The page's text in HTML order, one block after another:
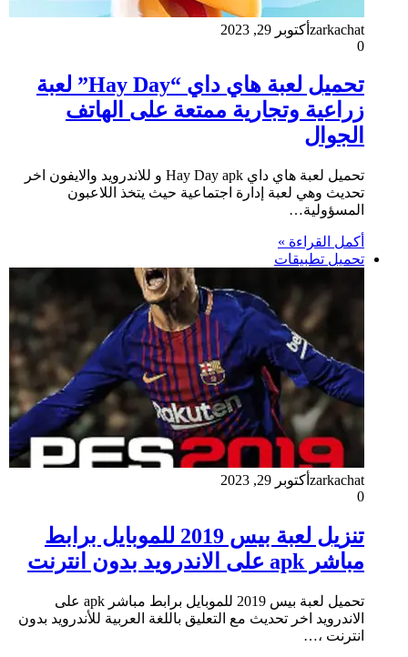
zarkachat أكتوبر 29, 2023
0
تحميل لعبة هاي داي “Hay Day” لعبة
زراعية وتجارية ممتعة على الهاتف
الجوال
تحميل لعبة هاي داي Hay Day apk و للاندرويد والايفون اخر
تحديث وهي لعبة إدارة اجتماعية حيث يتخذ اللاعبون
المسؤولية…
أكمل القراءة »
تحميل تطبيقات
zarkachat أكتوبر 29, 2023
0
تنزيل لعبة بيس 2019 للموبايل برابط
مباشر apk على الاندرويد بدون انترنت
تحميل لعبة بيس 2019 للموبايل برابط مباشر apk على
الاندرويد اخر تحديث مع التعليق باللغة العربية للأندرويد بدون
انترنت ،…